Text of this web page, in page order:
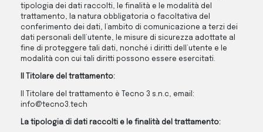
tipologia dei dati raccolti, le finalità e le modalità del
trattamento, la natura obbligatoria o facoltativa del
conferimento dei dati, l’ambito di comunicazione a terzi dei
dati personali dell’utente, le misure di sicurezza adottate al
fine di proteggere tali dati, nonché i diritti dell’utente e le
modalità con cui tali diritti possono essere esercitati.
Il Titolare del trattamento:
Il Titolare del trattamento è Tecno 3 s.n.c, email:
info@tecno3.tech
La tipologia di dati raccolti e le finalità del trattamento: